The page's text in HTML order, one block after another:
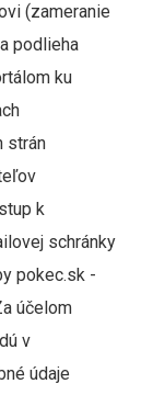
(zameranie
podlieha
ku
strán
k
schránky
pokec.sk -
účelom
v
údaje